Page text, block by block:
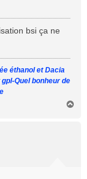
bsi ça ne
éthanol et Dacia
Quel bonheur de